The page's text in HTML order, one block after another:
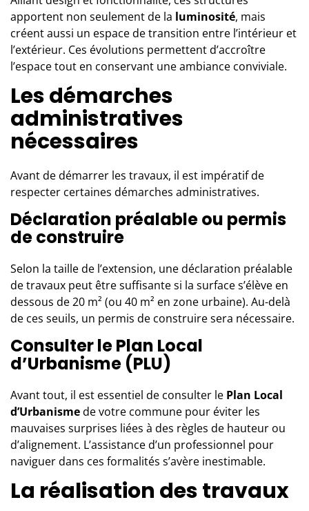
apportent non seulement de la luminosité, mais
créent aussi un espace de transition entre l’intérieur et
l’extérieur. Ces évolutions permettent d’accroître
l’espace tout en conservant une ambiance conviviale.
Les démarches
administratives
nécessaires
Avant de démarrer les travaux, il est impératif de
respecter certaines démarches administratives.
Déclaration préalable ou permis
de construire
Selon la taille de l’extension, une déclaration préalable
de travaux peut être suffisante si la surface s’élève en
dessous de 20 m² (ou 40 m² en zone urbaine). Au-delà
de ces seuils, un permis de construire sera nécessaire.
Consulter le Plan Local
d’Urbanisme (PLU)
Avant tout, il est essentiel de consulter le Plan Local
d’Urbanismede votre commune pour éviter les
mauvaises surprises liées à des règles de hauteur ou
d’alignement. L’assistance d’un professionnel pour
naviguer dans ces formalités s’avère inestimable.
La réalisation des travaux